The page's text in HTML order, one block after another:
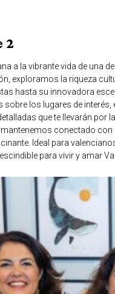
2
a la vibrante vida de una
exploramos la riqueza
hasta su innovadora
los lugares de interés,
que te llevarán por
conectado
Ideal para
para vivir y amar